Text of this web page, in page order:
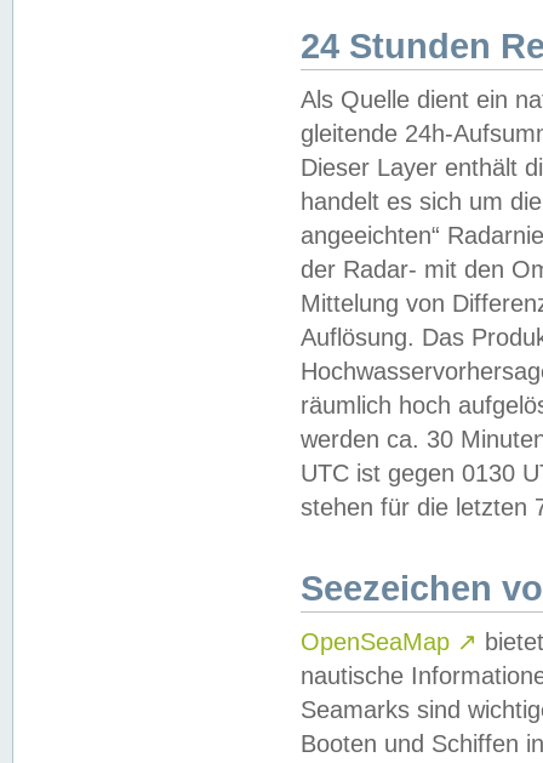
24 Stunden
Als Quelle dient ein
gleitende 24h-
Dieser Layer enthält
handelt es sich um
angeeichten“
der Radar- mit den
Mittelung von
Auflösung. Das
räumlich hoch
werden ca. 30
UTC ist gegen 0130
stehen für die letzten
Seezeichen
OpenSeaMap ↗
nautische
Seamarks sind
Booten und Schiffen